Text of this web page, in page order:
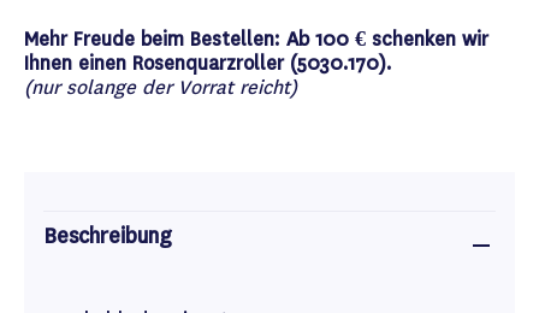
Mehr Freude beim Bestellen: Ab 100 € schenken wir
Ihnen einen Rosenquarzroller (5030.170).
(nur solange der Vorrat reicht)
Beschreibung